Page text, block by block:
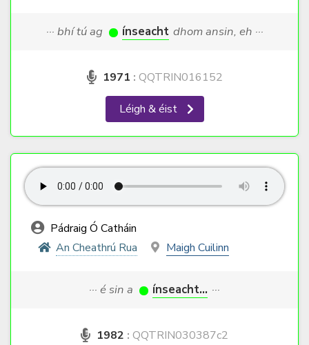
··· bhí tú ag ínseacht dhom ansin, eh ···
1971 : QQTRIN016152
Léigh & éist
Pádraig Ó Catháin
An Cheathrú Rua
Maigh Cuilinn
··· é sin a ínseacht... ···
1982 : QQTRIN030387c2